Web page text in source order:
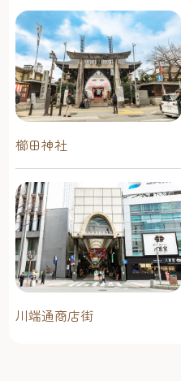
櫛田神社
川端通商店街